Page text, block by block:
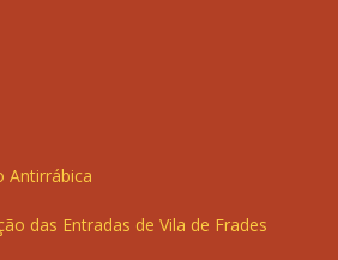
Antirrábica
das Entradas de Vila de Frades